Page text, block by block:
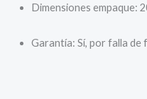
Dimensiones empaque:
Garantía: Sí, por falla de